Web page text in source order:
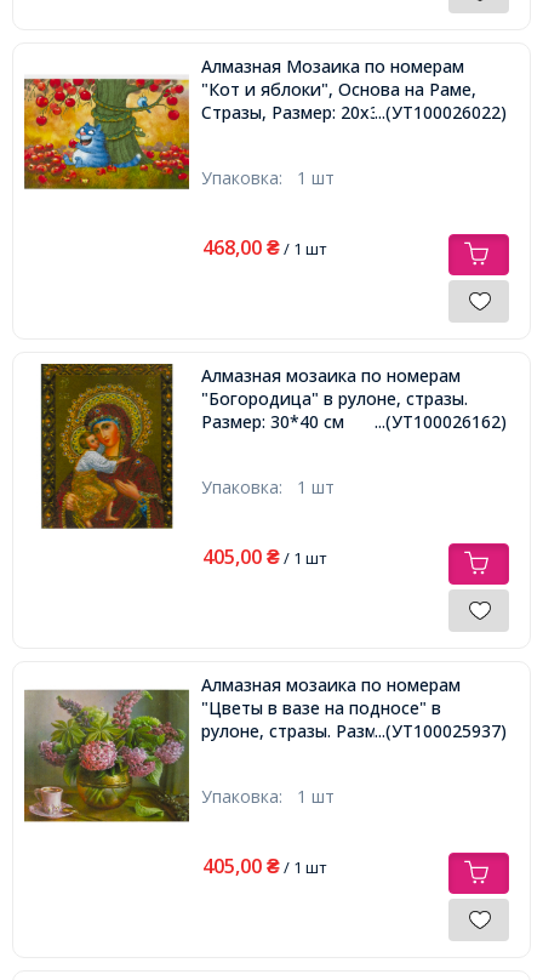
Алмазная Мозаика по номерам
"Кот и яблоки", Основа на Раме,
Стразы, Размер: 20х30см,...(УТ100026022)
Упаковка: 1 шт
468,00 ₴/ 1 шт
Алмазная мозаика по номерам
"Богородица" в рулоне, стразы.
Размер: 30*40 см
...(УТ100026162)
Упаковка: 1 шт
405,00 ₴/ 1 шт
Алмазная мозаика по номерам
"Цветы в вазе на подносе" в
рулоне, стразы. Размер: 30*40 см
...(УТ100025937)
Упаковка: 1 шт
405,00 ₴/ 1 шт